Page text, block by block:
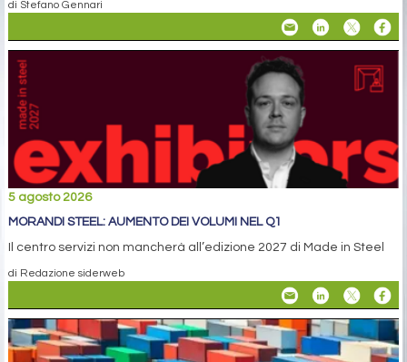
di Stefano Gennari
5 agosto 2026
MORANDI STEEL: AUMENTO DEI VOLUMI NEL Q1
Il centro servizi non mancherà all’edizione 2027 di Made in Steel
di Redazione siderweb